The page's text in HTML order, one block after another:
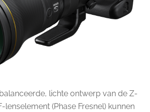
lichte ontwerp van de Z-
lenselement (Phase Fresnel) kunnen